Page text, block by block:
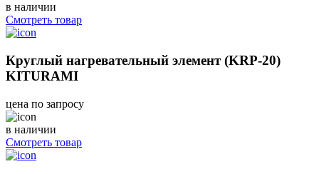
в наличии
Смотреть товар
Круглый нагревательный элемент (KRP-20)
KITURAMI
цена по запросу
в наличии
Смотреть товар